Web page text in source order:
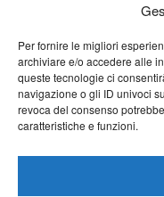
Per fornire le migliori
archiviare e/o accedere alle
queste tecnologie ci
navigazione o gli ID univoci
revoca del consenso
caratteristiche e funzioni.